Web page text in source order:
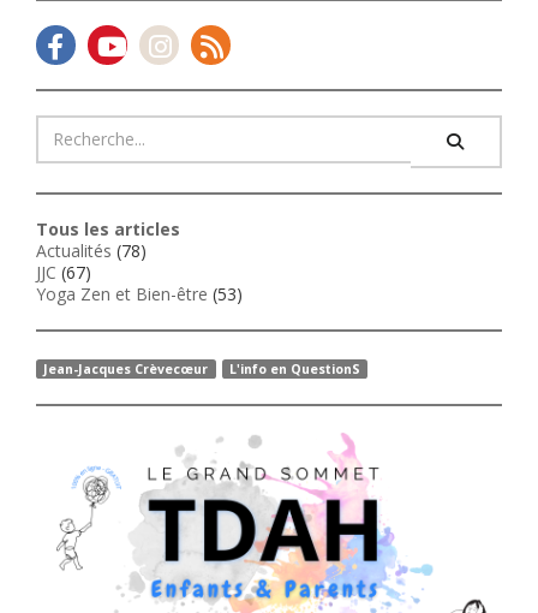
Tous les articles
Actualités (78)
JJC (67)
Yoga Zen et Bien-être (53)
Jean-Jacques Crèvecœur L'info en QuestionS